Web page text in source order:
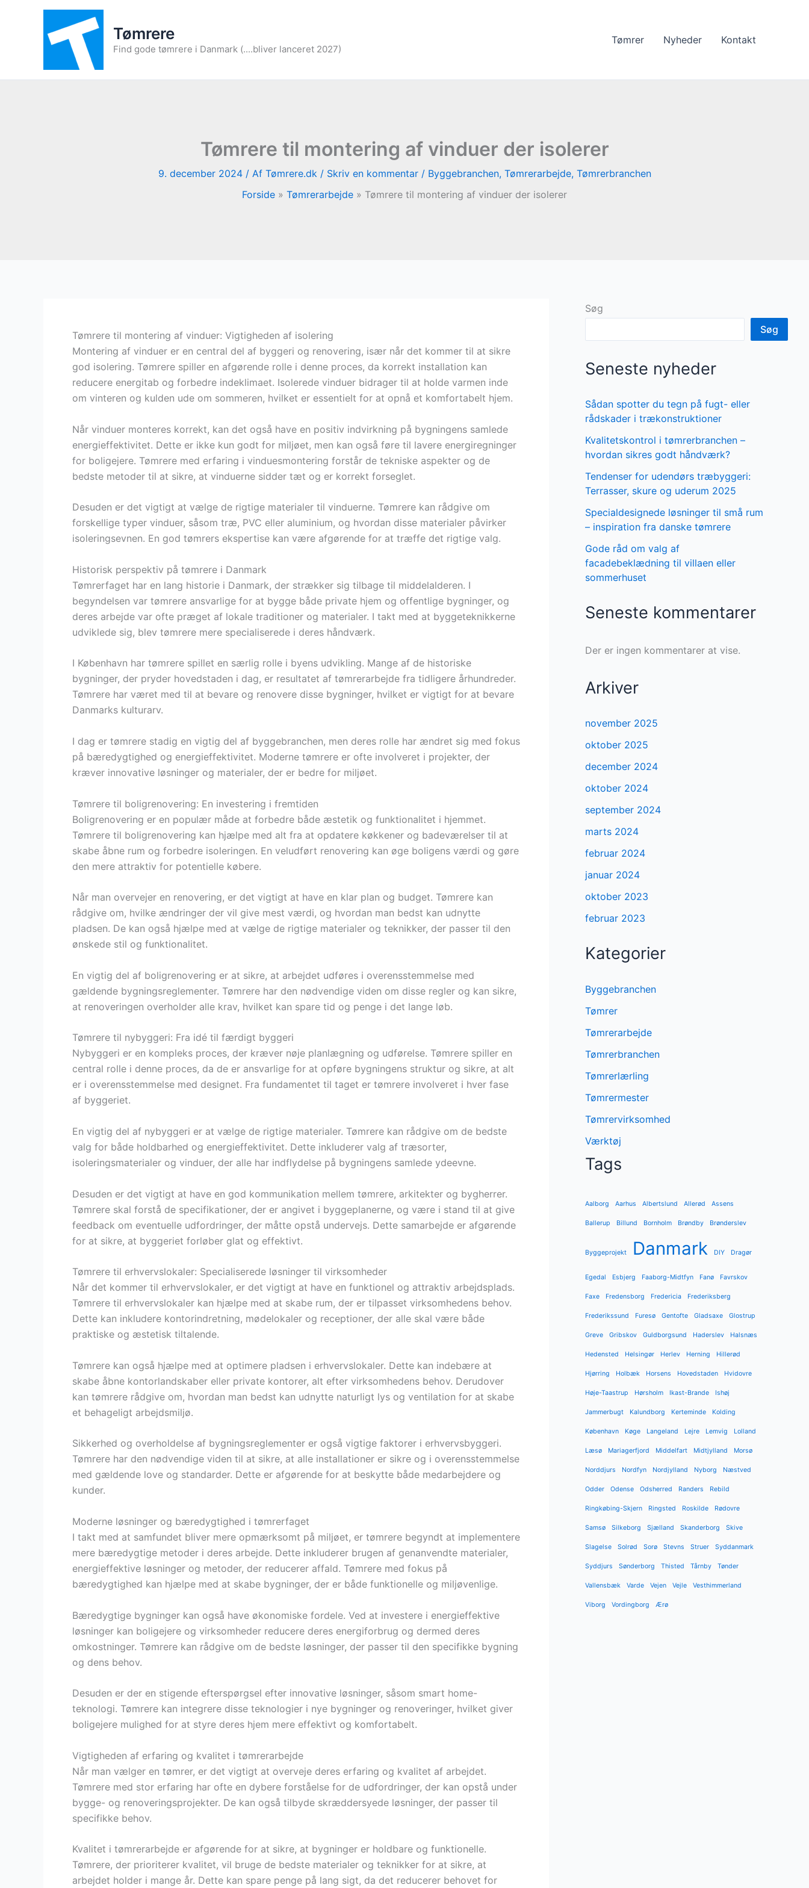
Tømrere
Find gode tømrere i Danmark (....bliver lanceret 2027)
Tømrer Nyheder Kontakt
Tømrere til montering af vinduer der isolerer
9. december 2024 / Af Tømrere.dk / Skriv en kommentar / Byggebranchen, Tømrerarbejde, Tømrerbranchen
Forside
Tømrerarbejde Tømrere til montering af vinduer der isolerer
Tømrere til montering af vinduer: Vigtigheden af isolering
Montering af vinduer er en central del af byggeri og renovering, især når det kommer til at sikre
god isolering. Tømrere spiller en afgørende rolle i denne proces, da korrekt installation kan
reducere energitab og forbedre indeklimaet. Isolerede vinduer bidrager til at holde varmen inde
om vinteren og kulden ude om sommeren, hvilket er essentielt for at opnå et komfortabelt hjem.
Når vinduer monteres korrekt, kan det også have en positiv indvirkning på bygningens samlede
energieffektivitet. Dette er ikke kun godt for miljøet, men kan også føre til lavere energiregninger
for boligejere. Tømrere med erfaring i vinduesmontering forstår de tekniske aspekter og de
bedste metoder til at sikre, at vinduerne sidder tæt og er korrekt forseglet.
Desuden er det vigtigt at vælge de rigtige materialer til vinduerne. Tømrere kan rådgive om
forskellige typer vinduer, såsom træ, PVC eller aluminium, og hvordan disse materialer påvirker
isoleringsevnen. En god tømrers ekspertise kan være afgørende for at træffe det rigtige valg.
Historisk perspektiv på tømrere i Danmark
Tømrerfaget har en lang historie i Danmark, der strækker sig tilbage til middelalderen. I
begyndelsen var tømrere ansvarlige for at bygge både private hjem og offentlige bygninger, og
deres arbejde var ofte præget af lokale traditioner og materialer. I takt med at byggeteknikkerne
udviklede sig, blev tømrere mere specialiserede i deres håndværk.
I København har tømrere spillet en særlig rolle i byens udvikling. Mange af de historiske
bygninger, der pryder hovedstaden i dag, er resultatet af tømrerarbejde fra tidligere århundreder.
Tømrere har været med til at bevare og renovere disse bygninger, hvilket er vigtigt for at bevare
Danmarks kulturarv.
I dag er tømrere stadig en vigtig del af byggebranchen, men deres rolle har ændret sig med fokus
på bæredygtighed og energieffektivitet. Moderne tømrere er ofte involveret i projekter, der
kræver innovative løsninger og materialer, der er bedre for miljøet.
Tømrere til boligrenovering: En investering i fremtiden
Boligrenovering er en populær måde at forbedre både æstetik og funktionalitet i hjemmet.
Tømrere til boligrenovering kan hjælpe med alt fra at opdatere køkkener og badeværelser til at
skabe åbne rum og forbedre isoleringen. En veludført renovering kan øge boligens værdi og gøre
den mere attraktiv for potentielle købere.
Når man overvejer en renovering, er det vigtigt at have en klar plan og budget. Tømrere kan
rådgive om, hvilke ændringer der vil give mest værdi, og hvordan man bedst kan udnytte
pladsen. De kan også hjælpe med at vælge de rigtige materialer og teknikker, der passer til den
ønskede stil og funktionalitet.
En vigtig del af boligrenovering er at sikre, at arbejdet udføres i overensstemmelse med
gældende bygningsreglementer. Tømrere har den nødvendige viden om disse regler og kan sikre,
at renoveringen overholder alle krav, hvilket kan spare tid og penge i det lange løb.
Tømrere til nybyggeri: Fra idé til færdigt byggeri
Nybyggeri er en kompleks proces, der kræver nøje planlægning og udførelse. Tømrere spiller en
central rolle i denne proces, da de er ansvarlige for at opføre bygningens struktur og sikre, at alt
er i overensstemmelse med designet. Fra fundamentet til taget er tømrere involveret i hver fase
af byggeriet.
En vigtig del af nybyggeri er at vælge de rigtige materialer. Tømrere kan rådgive om de bedste
valg for både holdbarhed og energieffektivitet. Dette inkluderer valg af træsorter,
isoleringsmaterialer og vinduer, der alle har indflydelse på bygningens samlede ydeevne.
Desuden er det vigtigt at have en god kommunikation mellem tømrere, arkitekter og bygherrer.
Tømrere skal forstå de specifikationer, der er angivet i byggeplanerne, og være i stand til at give
feedback om eventuelle udfordringer, der måtte opstå undervejs. Dette samarbejde er afgørende
for at sikre, at byggeriet forløber glat og effektivt.
Tømrere til erhvervslokaler: Specialiserede løsninger til virksomheder
Når det kommer til erhvervslokaler, er det vigtigt at have en funktionel og attraktiv arbejdsplads.
Tømrere til erhvervslokaler kan hjælpe med at skabe rum, der er tilpasset virksomhedens behov.
Dette kan inkludere kontorindretning, mødelokaler og receptioner, der alle skal være både
praktiske og æstetisk tiltalende.
Tømrere kan også hjælpe med at optimere pladsen i erhvervslokaler. Dette kan indebære at
skabe åbne kontorlandskaber eller private kontorer, alt efter virksomhedens behov. Derudover
kan tømrere rådgive om, hvordan man bedst kan udnytte naturligt lys og ventilation for at skabe
et behageligt arbejdsmiljø.
Sikkerhed og overholdelse af bygningsreglementer er også vigtige faktorer i erhvervsbyggeri.
Tømrere har den nødvendige viden til at sikre, at alle installationer er sikre og i overensstemmelse
med gældende love og standarder. Dette er afgørende for at beskytte både medarbejdere og
kunder.
Moderne løsninger og bæredygtighed i tømrerfaget
I takt med at samfundet bliver mere opmærksomt på miljøet, er tømrere begyndt at implementere
mere bæredygtige metoder i deres arbejde. Dette inkluderer brugen af genanvendte materialer,
energieffektive løsninger og metoder, der reducerer affald. Tømrere med fokus på
bæredygtighed kan hjælpe med at skabe bygninger, der er både funktionelle og miljøvenlige.
Bæredygtige bygninger kan også have økonomiske fordele. Ved at investere i energieffektive
løsninger kan boligejere og virksomheder reducere deres energiforbrug og dermed deres
omkostninger. Tømrere kan rådgive om de bedste løsninger, der passer til den specifikke bygning
og dens behov.
Desuden er der en stigende efterspørgsel efter innovative løsninger, såsom smart home-
teknologi. Tømrere kan integrere disse teknologier i nye bygninger og renoveringer, hvilket giver
boligejere mulighed for at styre deres hjem mere effektivt og komfortabelt.
Vigtigheden af erfaring og kvalitet i tømrerarbejde
Når man vælger en tømrer, er det vigtigt at overveje deres erfaring og kvalitet af arbejdet.
Tømrere med stor erfaring har ofte en dybere forståelse for de udfordringer, der kan opstå under
bygge- og renoveringsprojekter. De kan også tilbyde skræddersyede løsninger, der passer til
specifikke behov.
Kvalitet i tømrerarbejde er afgørende for at sikre, at bygninger er holdbare og funktionelle.
Tømrere, der prioriterer kvalitet, vil bruge de bedste materialer og teknikker for at sikre, at
arbejdet holder i mange år. Dette kan spare penge på lang sigt, da det reducerer behovet for
Søg
Søg
Seneste nyheder
Sådan spotter du tegn på fugt- eller
rådskader i trækonstruktioner
Kvalitetskontrol i tømrerbranchen –
hvordan sikres godt håndværk?
Tendenser for udendørs træbyggeri:
Terrasser, skure og uderum 2025
Specialdesignede løsninger til små rum
– inspiration fra danske tømrere
Gode råd om valg af
facadebeklædning til villaen eller
sommerhuset
Seneste kommentarer
Der er ingen kommentarer at vise.
Arkiver
november 2025
oktober 2025
december 2024
oktober 2024
september 2024
marts 2024
februar 2024
januar 2024
oktober 2023
februar 2023
Kategorier
Byggebranchen
Tømrer
Tømrerarbejde
Tømrerbranchen
Tømrerlærling
Tømrermester
Tømrervirksomhed
Værktøj
Tags
Aalborg Aarhus Albertslund Allerød Assens
Ballerup Billund Bornholm Brøndby Brønderslev
Byggeprojekt Danmark DIY Dragør
Egedal Esbjerg Faaborg-Midtfyn Fanø Favrskov
Faxe Fredensborg Fredericia Frederiksberg
Frederikssund Furesø Gentofte Gladsaxe Glostrup
Greve Gribskov Guldborgsund Haderslev Halsnæs
Hedensted Helsingør Herlev Herning Hillerød
Hjørring Holbæk Horsens Hovedstaden Hvidovre
Høje-Taastrup Hørsholm Ikast-Brande Ishøj
Jammerbugt Kalundborg Kerteminde Kolding
København Køge Langeland Lejre Lemvig Lolland
Læsø Mariagerfjord Middelfart Midtjylland Morsø
Norddjurs Nordfyn Nordjylland Nyborg Næstved
Odder Odense Odsherred Randers Rebild
Ringkøbing-Skjern Ringsted Roskilde Rødovre
Samsø Silkeborg Sjælland Skanderborg Skive
Slagelse Solrød Sorø Stevns Struer Syddanmark
Syddjurs Sønderborg Thisted Tårnby Tønder
Vallensbæk Varde Vejen Vejle Vesthimmerland
Viborg Vordingborg Ærø